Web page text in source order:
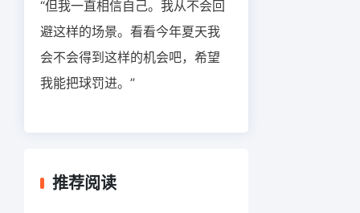
“但我一直相信自己。我从不会回
避这样的场景。看看今年夏天我
会不会得到这样的机会吧，希望
我能把球罚进。”
推荐阅读